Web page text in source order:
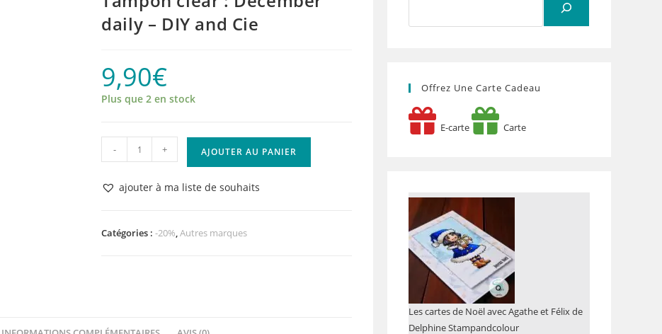
daily – DIY and Cie
9,90€
Plus que 2 en stock
quantité
de
Tampon
clear
December
- + AJOUTER AU PANIER
ajouter à ma liste de souhaits
Catégories :-20%,Autres marques
Offrez Une Carte Cadeau
E-carte Carte
Les cartes de Noël avec Agathe et Félix de
Delphine Stampandcolour